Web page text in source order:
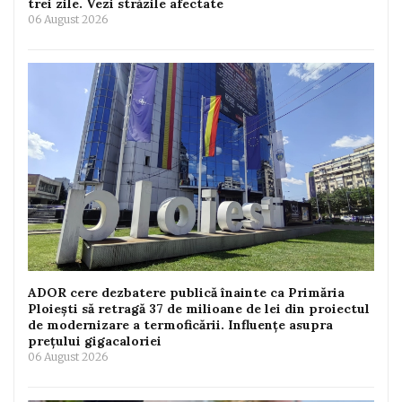
trei zile. Vezi străzile afectate
06 August 2026
ADOR cere dezbatere publică înainte ca Primăria
Ploiești să retragă 37 de milioane de lei din proiectul
de modernizare a termoficării. Influențe asupra
prețului gigacaloriei
06 August 2026